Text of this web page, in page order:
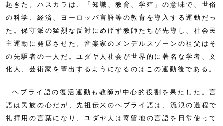
起きた。ハスカラは、「知識、教育、学殖」の意味で、世俗
の科学、経済、ヨーロッパ言語等の教育を導入する運動だっ
た。保守派の猛烈な反対にめげず教師たちが先導し、社会民
主運動に発展させた。音楽家のメンデルスゾーンの祖父はそ
の先駆者の一人だ。ユダヤ人社会が世界的に著名な学者、文
化人、芸術家を輩出するようになるのはこの運動後である。
ヘブライ語の復活運動も教師が中心的役割を果たした。言
語は民族の心だが、先祖伝来のヘブライ語は、流浪の過程で
礼拝用の言葉になり、ユダヤ人は寄留地の言語を日常使って